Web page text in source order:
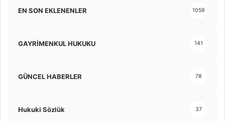
EN SON EKLENENLER 1059
GAYRİMENKUL HUKUKU 141
GÜNCEL HABERLER 78
Hukuki Sözlük 37